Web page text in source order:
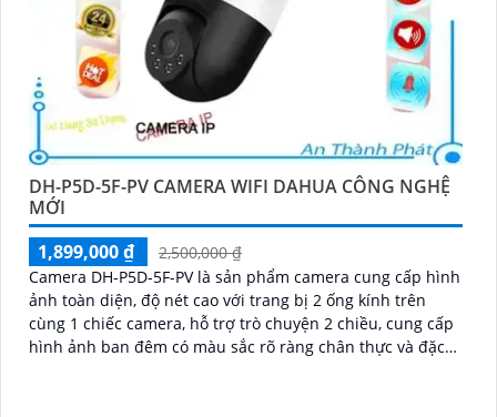
DH-P5D-5F-PV CAMERA WIFI DAHUA CÔNG NGHỆ
MỚI
1,899,000 ₫
2,500,000 ₫
Camera DH-P5D-5F-PV là sản phẩm camera cung cấp hình
ảnh toàn diện, độ nét cao với trang bị 2 ống kính trên
cùng 1 chiếc camera, hỗ trợ trò chuyện 2 chiều, cung cấp
hình ảnh ban đêm có màu sắc rõ ràng chân thực và đặc